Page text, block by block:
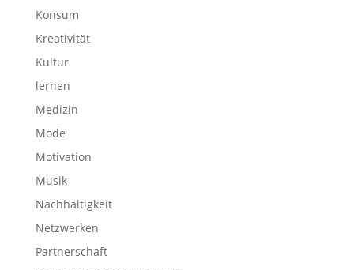
Konsum
Kreativität
Kultur
lernen
Medizin
Mode
Motivation
Musik
Nachhaltigkeit
Netzwerken
Partnerschaft